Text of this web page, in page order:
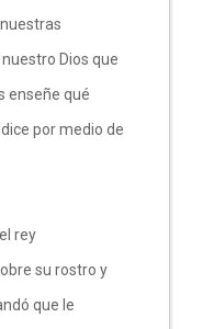
Dios que
enseñe qué
por medio de
rey
su rostro y
que le